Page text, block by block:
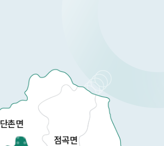
단촌면
점곡면